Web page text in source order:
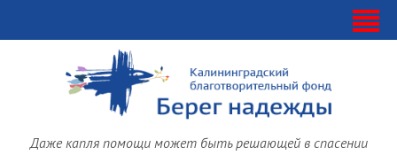
Даже капля помощи может быть решающей в спасении